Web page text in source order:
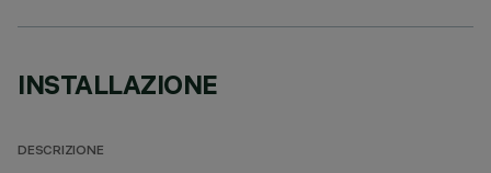
INSTALLAZIONE
DESCRIZIONE